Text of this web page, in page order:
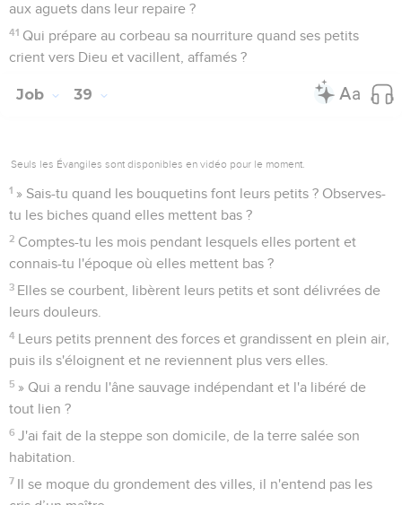
aux aguets dans leur repaire ?
41 Qui prépare au corbeau sa nourriture quand ses petits
crient vers Dieu et vacillent, affamés ?
Job 39
Seuls les Évangiles sont disponibles en vidéo pour le moment.
1 » Sais-tu quand les bouquetins font leurs petits ? Observes-
tu les biches quand elles mettent bas ?
2 Comptes-tu les mois pendant lesquels elles portent et
connais-tu l'époque où elles mettent bas ?
3 Elles se courbent, libèrent leurs petits et sont délivrées de
leurs douleurs.
4 Leurs petits prennent des forces et grandissent en plein air,
puis ils s'éloignent et ne reviennent plus vers elles.
5 » Qui a rendu l'âne sauvage indépendant et l'a libéré de
tout lien ?
6 J'ai fait de la steppe son domicile, de la terre salée son
habitation.
7 Il se moque du grondement des villes, il n'entend pas les